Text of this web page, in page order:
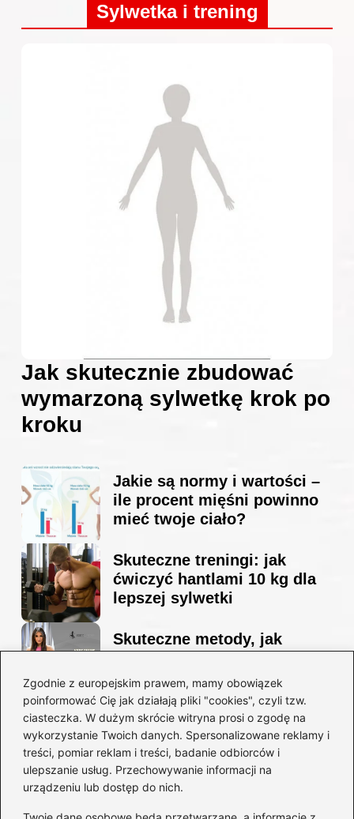
Zgodnie z europejskim prawem, mamy obowiązek
poinformować Cię jak działają pliki "cookies", czyli tzw.
ciasteczka. W dużym skrócie witryna prosi o zgodę na
wykorzystanie Twoich danych. Spersonalizowane reklamy i
treści, pomiar reklam i treści, badanie odbiorców i
ulepszanie usług. Przechowywanie informacji na
urządzeniu lub dostęp do nich.
Sylwetka i trening
Jak skutecznie zbudować
wymarzoną sylwetkę krok po
kroku
Jakie są normy i wartości –
ile procent mięśni powinno
mieć twoje ciało?
Skuteczne treningi: jak
ćwiczyć hantlami 10 kg dla
lepszej sylwetki
Skuteczne metody, jak
sylwetkę w zaledwie 90 dni
Idealny garnitur: jak dobrać
go do swojej sylwetki?
Kategorie